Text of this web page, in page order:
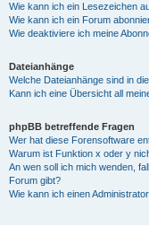
Wie kann ich ein Lesezeichen
Wie kann ich ein Forum
Wie deaktiviere ich meine
Dateianhänge
Welche Dateianhänge sind in
Kann ich eine Übersicht all
phpBB betreffende Fragen
Wer hat diese Forensoftware
Warum ist Funktion x oder y
An wen soll ich mich wenden,
Forum gibt?
Wie kann ich einen